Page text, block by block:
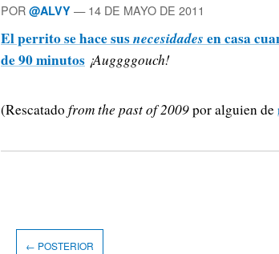
POR @ALVY —14 DE MAYO DE 2011
El perrito se hace susnecesidades en casa
de 90 minutos ¡Auggggouch!
(Rescatado from the past of 2009por alguien de
← POSTERIOR